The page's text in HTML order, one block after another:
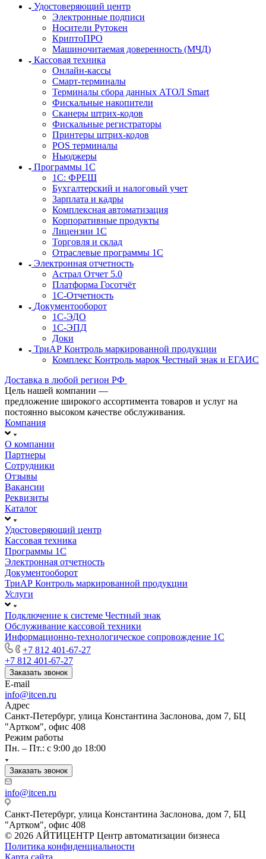
Удостоверяющий центр
Электронные подписи
Носители Рутокен
КриптоПРО
Машиночитаемая доверенность (МЧД)
Кассовая техника
Онлайн-кассы
Смарт-терминалы
Терминалы сбора данных АТОЛ Smart
Фискальные накопители
Сканеры штрих-кодов
Фискальные регистраторы
Принтеры штрих-кодов
POS терминалы
Ньюджеры
Программы 1С
1C: ФРЕШ
Бухгалтерский и налоговый учет
Зарплата и кадры
Комплексная автоматизация
Корпоративные продукты
Лицензии 1С
Торговля и склад
Отраслевые программы 1С
Электронная отчетность
Астрал Отчет 5.0
Платформа Госотчёт
1С-Отчетность
Документооборот
1С-ЭДО
1С-ЭПД
Доки
ТриАР Контроль маркированной продукции
Комплекс Контроль марок Честный знак и ЕГАИС
Доставка в любой регион РФ
Цель нашей компании —
предложение широкого ассортимента товаров и услуг на
постоянно высоком качестве обслуживания.
Компания
О компании
Партнеры
Сотрудники
Отзывы
Вакансии
Реквизиты
Каталог
Удостоверяющий центр
Кассовая техника
Программы 1С
Электронная отчетность
Документооборот
ТриАР Контроль маркированной продукции
Услуги
Подключение к системе Честный знак
Обслуживание кассовой техники
Информационно-технологическое сопровождение 1C
+7 812 401-67-27
+7 812 401-67-27
Заказать звонок
E-mail
info@itcen.ru
Адрес
Санкт-Петербург, улица Константина Заслонова, дом 7, БЦ
"Артком", офис 408
Режим работы
Пн. – Пт.: с 9:00 до 18:00
Заказать звонок
info@itcen.ru
Санкт-Петербург, улица Константина Заслонова, дом 7, БЦ
"Артком", офис 408
© 2026 АЙТИЦЕНТР Центр автоматизации бизнеса
Политика конфиденциальности
Карта сайта